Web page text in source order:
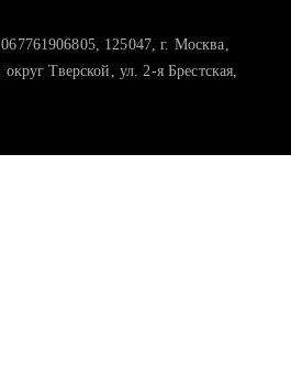
125047, г. Москва,
Тверской, ул. 2-я Брестская,